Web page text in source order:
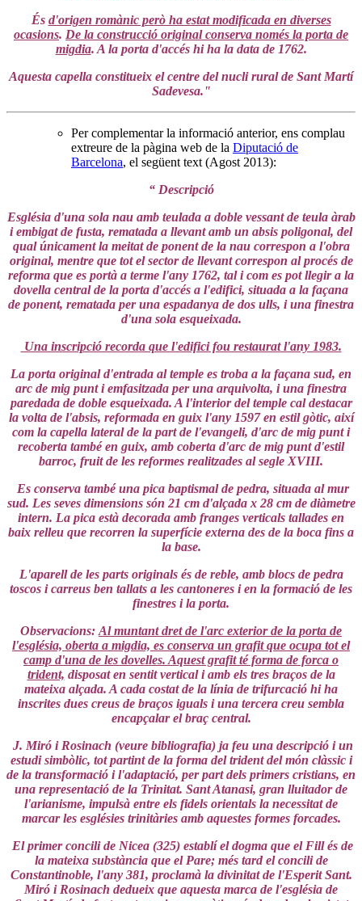
És d'origen romànic però ha estat modificada en diverses
ocasions. De la construcció original conserva només la porta de
migdia. A la porta d'accés hi ha la data de 1762.
Aquesta capella constitueix el centre del nucli rural de Sant Martí
Sadevesa."
Per complementar la informació anterior, ens complau
extreure de la pàgina web de la Diputació de
Barcelona, el següent text (Agost 2013):
“ Descripció
Església d'una sola nau amb teulada a doble vessant de teula àrab
i embigat de fusta, rematada a llevant amb un absis poligonal, del
qual únicament la meitat de ponent de la nau correspon a l'obra
original, mentre que tot el sector de llevant correspon al procés de
reforma que es portà a terme l'any 1762, tal i com es pot llegir a la
dovella central de la porta d'accés a l'edifici, situada a la façana
de ponent, rematada per una espadanya de dos ulls, i una finestra
d'una sola esqueixada.
Una inscripció recorda que l'edifici fou restaurat l'any 1983.
La porta original d'entrada al temple es troba a la façana sud, en
arc de mig punt i emfasitzada per una arquivolta, i una finestra
paredada de doble esqueixada. A l'interior del temple cal destacar
la volta de l'absis, reformada en guix l'any 1597 en estil gòtic, així
com la capella lateral de la part de l'evangeli, d'arc de mig punt i
recoberta també en guix, amb coberta d'arc de mig punt d'estil
barroc, fruit de les reformes realitzades al segle XVIII.
Es conserva també una pica baptismal de pedra, situada al mur
sud. Les seves dimensions són 21 cm d'alçada x 28 cm de diàmetre
intern. La pica està decorada amb franges verticals tallades en
baix relleu que recorren la superfície externa des de la boca fins a
la base.
L'aparell de les parts originals és de reble, amb blocs de pedra
toscos i carreus ben tallats a les cantoneres i en la formació de les
finestres i la porta.
Observacions: Al muntant dret de l'arc exterior de la porta de
l'església, oberta a migdia, es conserva un grafit que ocupa tot el
camp d'una de les dovelles. Aquest grafit té forma de forca o
trident, disposat en sentit vertical i amb els tres braços de la
mateixa alçada. A cada costat de la línia de trifurcació hi ha
inscrites dues creus de braços iguals i una tercera creu sembla
encapçalar el braç central.
J. Miró i Rosinach (veure bibliografia) ja feu una descripció i un
estudi simbòlic, tot partint de la forma del trident del món clàssic i
de la transformació i l'adaptació, per part dels primers cristians, en
una representació de la Trinitat. Sant Atanasi, gran lluitador de
l'arianisme, impulsà entre els fidels orientals la necessitat de
marcar les esglésies trinitàries amb aquestes formes forcades.
El primer concili de Nicea (325) establí el dogma que el Fill és de
la mateixa substància que el Pare; més tard el concili de
Constantinoble, l'any 381, proclamà la divinitat de l'Esperit Sant.
Miró i Rosinach dedueix que aquesta marca de l'església de